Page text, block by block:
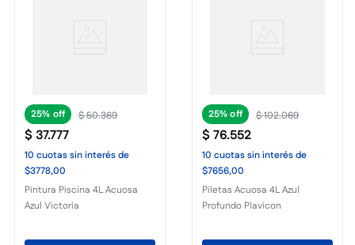
25% $50.369
$37.777
10 cuotassin interésde
$3778,00
Pintura Piscina 4L Acuosa
Azul Victoria
25% $102.069
$76.552
10 cuotassin interésde
$7656,00
Piletas Acuosa 4L Azul
Profundo Plavicon